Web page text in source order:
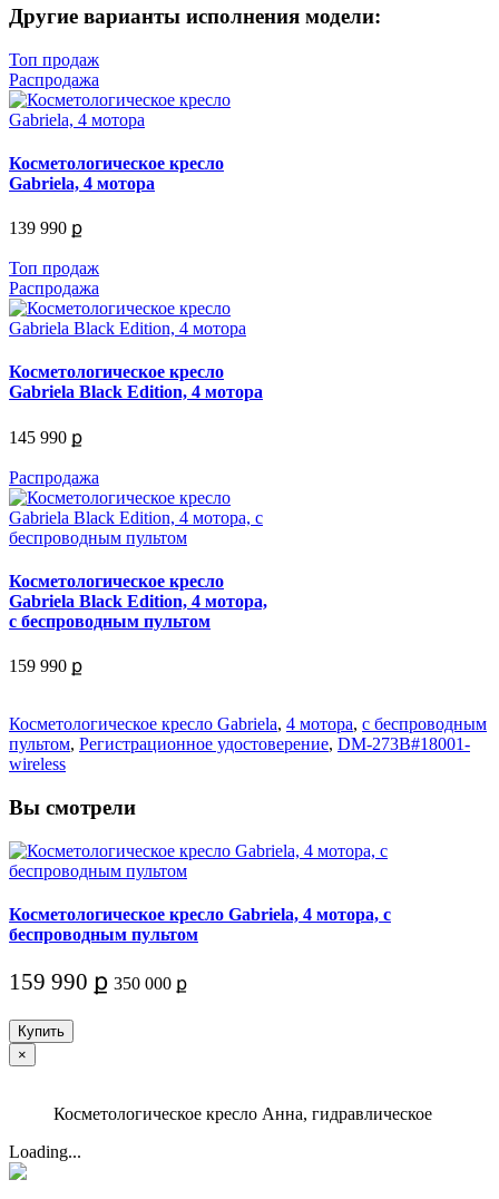
Другие варианты исполнения модели:
Топ продаж
Распродажа
Косметологическое кресло
Gabriela, 4 мотора
139 990 ք
Топ продаж
Распродажа
Косметологическое кресло
Gabriela Black Edition, 4 мотора
145 990 ք
Распродажа
Косметологическое кресло
Gabriela Black Edition, 4 мотора,
с беспроводным пультом
159 990 ք
Косметологическое кресло Gabriela, 4 мотора, с беспроводным
пультом, Регистрационное удостоверение, DM-273B#18001-
wireless
Вы смотрели
Косметологическое кресло Gabriela, 4 мотора, с
беспроводным пультом
159 990 ք 350 000 ք
Купить
×
Косметологическое кресло Анна, гидравлическое
Loading...